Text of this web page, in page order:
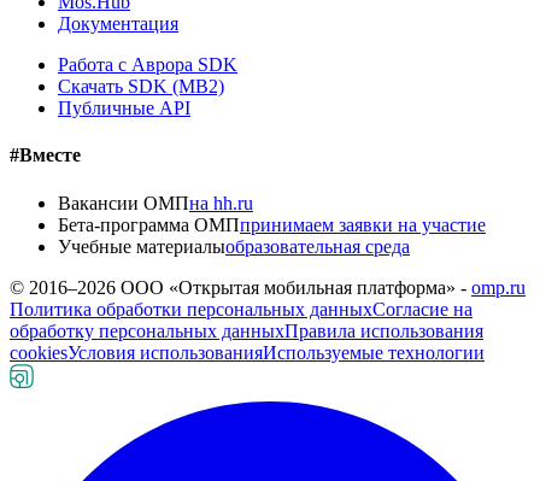
Документация
Работа с Аврора SDK
Скачать SDK (MB2)
Публичные API
#Вместе
Вакансии ОМПна hh.ru
Бета-программа ОМПпринимаем заявки на участие
Учебные материалыобразовательная среда
© 2016–2026 ООО «Открытая мобильная платформа» - omp.ru
Политика обработки персональных данныхСогласие на
обработку персональных данныхПравила использования
cookiesУсловия использованияИспользуемые технологии